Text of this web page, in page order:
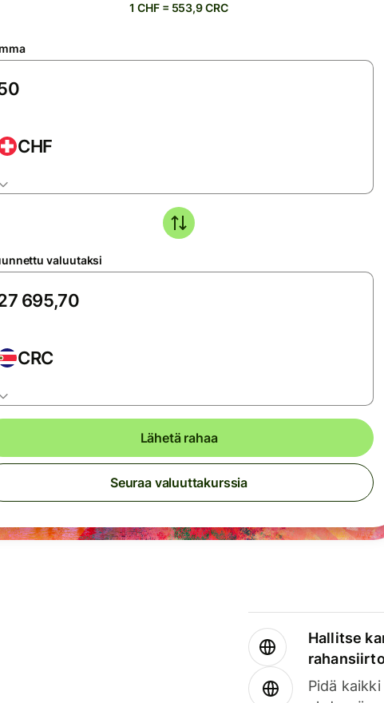
1 CHF = 553,9 CRC
CHF
valuutaksi
CRC
Lähetä rahaa
Seuraa valuuttakurssia
Hallitse
Pidä